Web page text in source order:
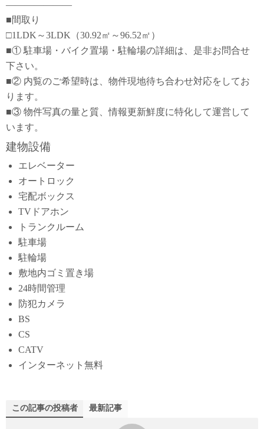
―――――――
■間取り
□1LDK～3LDK（30.92㎡～96.52㎡）
■① 駐車場・バイク置場・駐輪場の詳細は、是非お問合せ
下さい。
■② 内覧のご希望時は、物件現地待ち合わせ対応をしてお
ります。
■③ 物件写真の量と質、情報更新鮮度に特化して運営して
います。
建物設備
エレベーター
オートロック
宅配ボックス
TVドアホン
トランクルーム
駐車場
駐輪場
敷地内ゴミ置き場
24時間管理
防犯カメラ
BS
CS
CATV
インターネット無料
この記事の投稿者 最新記事